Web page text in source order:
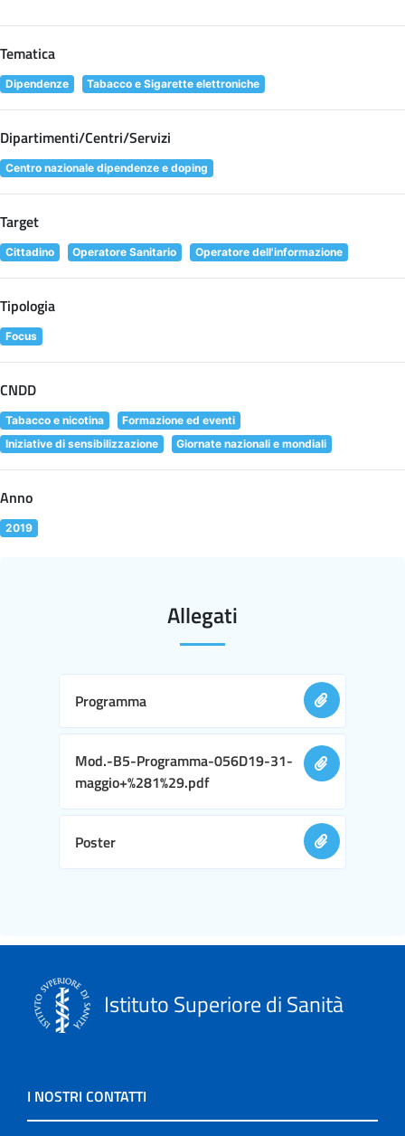
Tematica
Dipendenze Tabacco e Sigarette elettroniche
Dipartimenti/Centri/Servizi
Centro nazionale dipendenze e doping
Target
Cittadino Operatore Sanitario Operatore dell'informazione
Tipologia
Focus
CNDD
Tabacco e nicotina
Formazione ed eventi
Iniziative di sensibilizzazione
Giornate nazionali e mondiali
Anno
2019
Allegati
Programma
Mod.-B5-Programma-056D19-31-
maggio+%281%29.pdf
Poster
Istituto Superiore di Sanità
I NOSTRI CONTATTI